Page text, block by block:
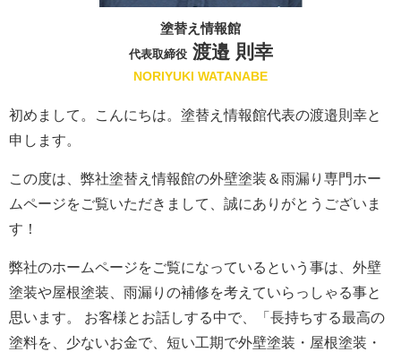
塗替え情報館
代表取締役渡邉 則幸
NORIYUKI WATANABE
初めまして。こんにちは。塗替え情報館代表の渡邉則幸と
申します。
この度は、弊社塗替え情報館の外壁塗装＆雨漏り専門ホー
ムページをご覧いただきまして、誠にありがとうございま
す！
弊社のホームページをご覧になっているという事は、外壁
塗装や屋根塗装、雨漏りの補修を考えていらっしゃる事と
思います。 お客様とお話しする中で、「長持ちする最高の
塗料を、少ないお金で、短い工期で外壁塗装・屋根塗装・